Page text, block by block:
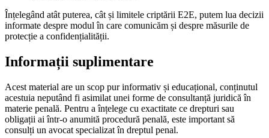
Înțelegând atât puterea, cât și limitele criptării E2E, putem lua decizii
informate despre modul în care comunicăm și despre măsurile de
protecție a confidențialității.
Informații suplimentare
Acest material are un scop pur informativ și educațional, conținutul
acestuia neputând fi asimilat unei forme de consultanță juridică în
materie penală. Pentru a înțelege cu exactitate ce drepturi sau
obligații ai într-o anumită procedură penală, este important să
consulți un avocat specializat în dreptul penal.